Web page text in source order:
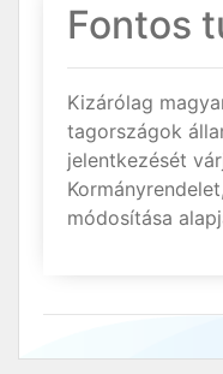
Fontos
Kizárólag
tagországok
jelentkezését
módosítása